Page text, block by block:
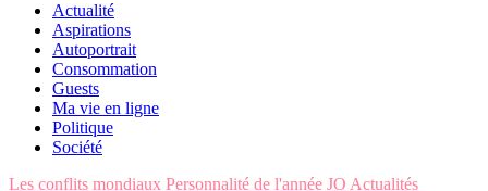
Actualité
Aspirations
Autoportrait
Consommation
Guests
Ma vie en ligne
Politique
Société
Les conflits mondiaux Personnalité de l'année JO Actualités